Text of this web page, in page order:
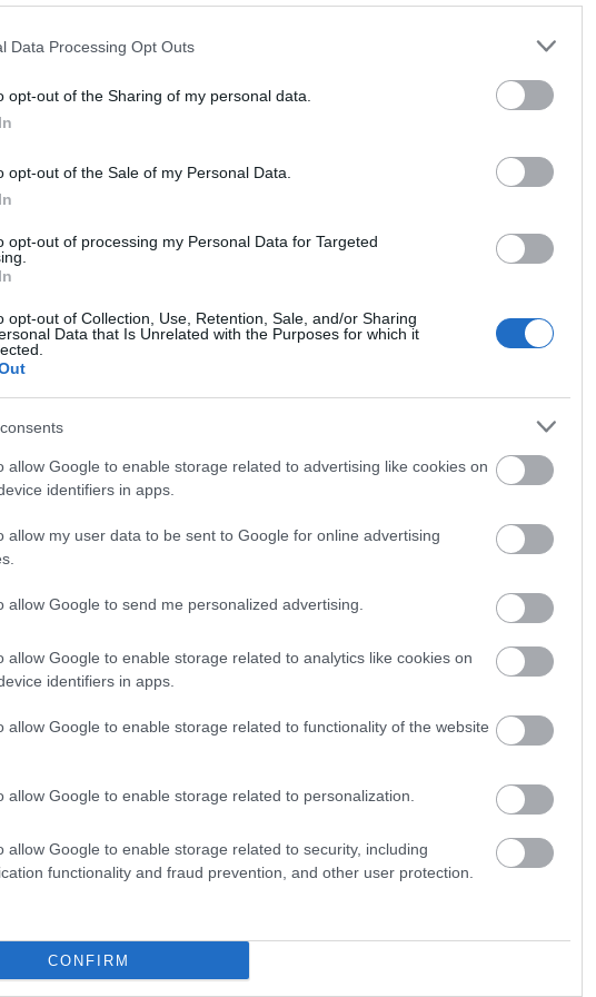
Data Processing Opt Outs
opt-out of the Sharing of my personal data.
opt-out of the Sale of my Personal Data.
opt-out of processing my Personal Data for Targeted
opt-out of Collection, Use, Retention, Sale, and/or Sharing
Data that Is Unrelated with the Purposes for which it
allow Google to enable storage related to advertising like cookies on
identifiers in apps.
allow my user data to be sent to Google for online advertising
allow Google to send me personalized advertising.
allow Google to enable storage related to analytics like cookies on
identifiers in apps.
allow Google to enable storage related to functionality of the website
allow Google to enable storage related to personalization.
allow Google to enable storage related to security, including
functionality and fraud prevention, and other user protection.
CONFIRM
Αγγλικών σε μόνο 2 ημέρες στα χέρια σας
η πιο Εύκολη Πιστοποίηση Υπολογιστών σε 2
όλες τις σημαντικές ειδήσεις.
το proson.gr στα αποτελέσματα αναζήτησης της Google
Ειδήσεις
χαρτονομίσματα ευρώ – Οριστικά εκτός το 500ευρο
είναι οι δύο επόμενες προκηρύξεις «μαμούθ» (με μόρια)
προσλήψεις στη Δημοτική Αστυνομία: Νέα οριστικά